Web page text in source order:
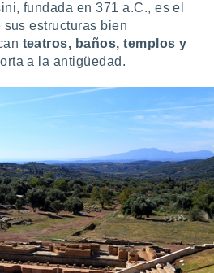
fundada en 371 a.C., es el
estructuras bien
teatros, baños, templos y
a la antigüedad.